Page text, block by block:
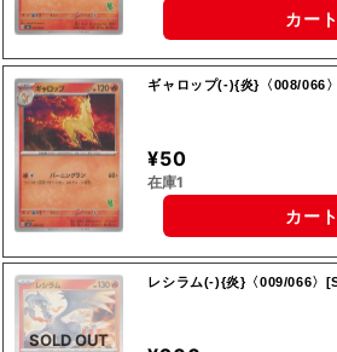
カー
ギャロップ(-){炎}〈008/066
¥50
在庫1
カー
SOLD OUT
レシラム(-){炎}〈009/066〉